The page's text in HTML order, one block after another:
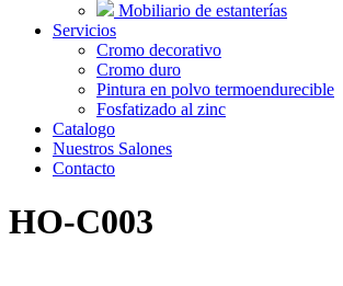
Mobiliario de estanterías
Servicios
Cromo decorativo
Cromo duro
Pintura en polvo termoendurecible
Fosfatizado al zinc
Catalogo
Nuestros Salones
Contacto
HO-C003